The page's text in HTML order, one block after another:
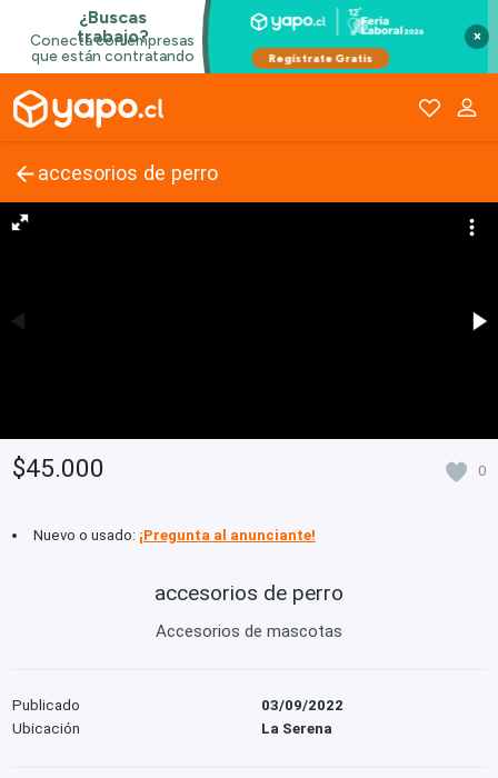
×
accesorios de perro
$45.000 0
Nuevo o usado: ¡Pregunta al anunciante!
accesorios de perro
Accesorios de mascotas
Publicado
03/09/2022
Ubicación
La Serena